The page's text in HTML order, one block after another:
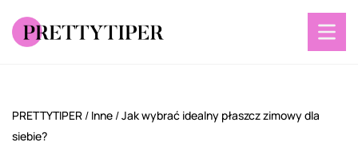
PRETTYTIPER / Inne /Jak wybrać idealny płaszcz zimowy dla
siebie?